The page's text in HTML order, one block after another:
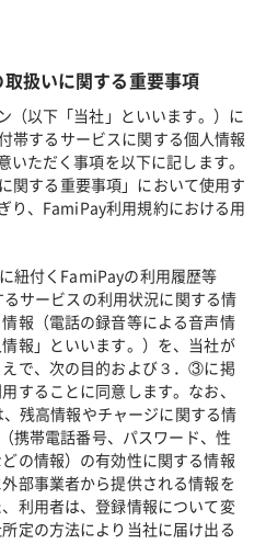
扱いに関する重要事項
（以下「当社」といいます。）に
帯するサービスに関する個人情報
いただく事項を以下に記します。
関する重要事項」において使用す
り、FamiPay利用規約における用
紐付くFamiPayの利用履歴等
サービスの利用状況に関する情
報（電話の録音等による音声情
報」といいます。）を、当社が
で、次の目的および３．③に掲
することに同意します。なお、
残高情報やチャージに関する情
携帯電話番号、パスワード、性
の情報）の有効性に関する情報
部事業者から提供される情報を
利用者は、登録情報について変
定の方法により当社に届け出る